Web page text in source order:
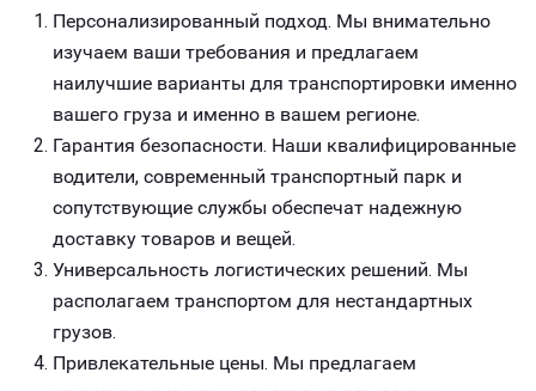
Персонализированный подход. Мы внимательно
изучаем ваши требования и предлагаем
наилучшие варианты для транспортировки именно
вашего груза и именно в вашем регионе.
Гарантия безопасности. Наши квалифицированные
водители, современный транспортный парк и
сопутствующие службы обеспечат надежную
доставку товаров и вещей.
Универсальность логистических решений. Мы
располагаем транспортом для нестандартных
грузов.
Привлекательные цены. Мы предлагаем